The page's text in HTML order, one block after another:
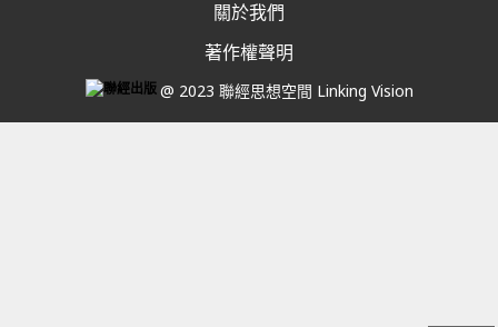
關於我們
著作權聲明
@ 2023 聯經思想空間 Linking Vision